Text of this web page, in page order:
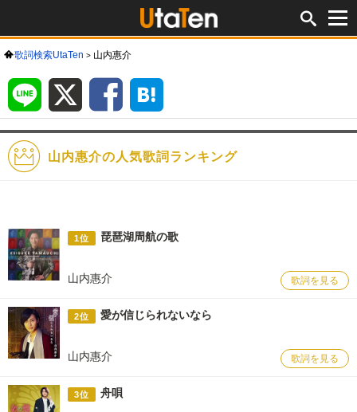
歌詞検索UtaTen 山内惠介
LINE Facebook
ク
ー
山内惠介の人気歌詞ランキング
1位 琵琶湖周航の歌
山内惠介 歌詞を見る
2位 愛が信じられないなら
山内惠介 歌詞を見る
3位 舟唄